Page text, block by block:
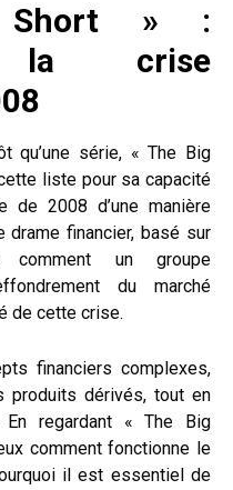
» :
la crise
qu’une série, « The Big
liste pour sa capacité
de 2008 d’une manière
financier, basé sur
un groupe
du marché
de cette crise.
financiers complexes,
dérivés, tout en
En regardant « The Big
comment fonctionne le
il est essentiel de